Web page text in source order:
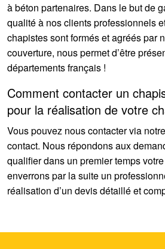
à béton partenaires. Dans le but de
qualité à nos clients professionnels
chapistes sont formés et agréés par
couverture, nous permet d’être
départements français !
Comment contacter un
pour la réalisation de votre
Vous pouvez nous contacter via
contact. Nous répondons aux
qualifier dans un premier temps
enverrons par la suite un
réalisation d’un devis détaillé et